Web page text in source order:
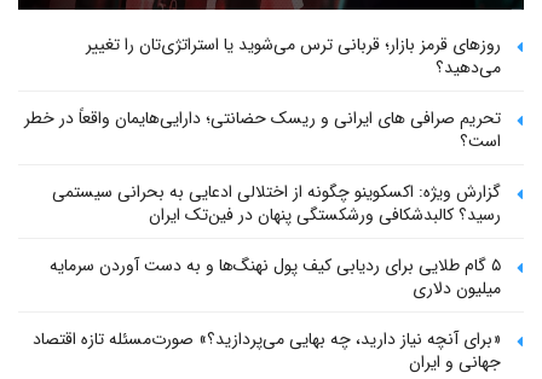
روزهای قرمز بازار؛ قربانی ترس می‌شوید یا استراتژی‌تان را تغییر
می‌دهید؟
تحریم صرافی های ایرانی و ریسک حضانتی؛ دارایی‌هایمان واقعاً در خطر
است؟
گزارش ویژه: اکسکوینو چگونه از اختلالی ادعایی به بحرانی سیستمی
رسید؟ کالبدشکافی ورشکستگی پنهان در فین‌تک ایران
۵ گام طلایی برای ردیابی کیف پول‌ نهنگ‌ها و به دست آوردن سرمایه
میلیون دلاری
«برای آنچه نیاز دارید، چه بهایی می‌پردازید؟» صورت‌مسئله تازه اقتصاد
جهانی و ایران